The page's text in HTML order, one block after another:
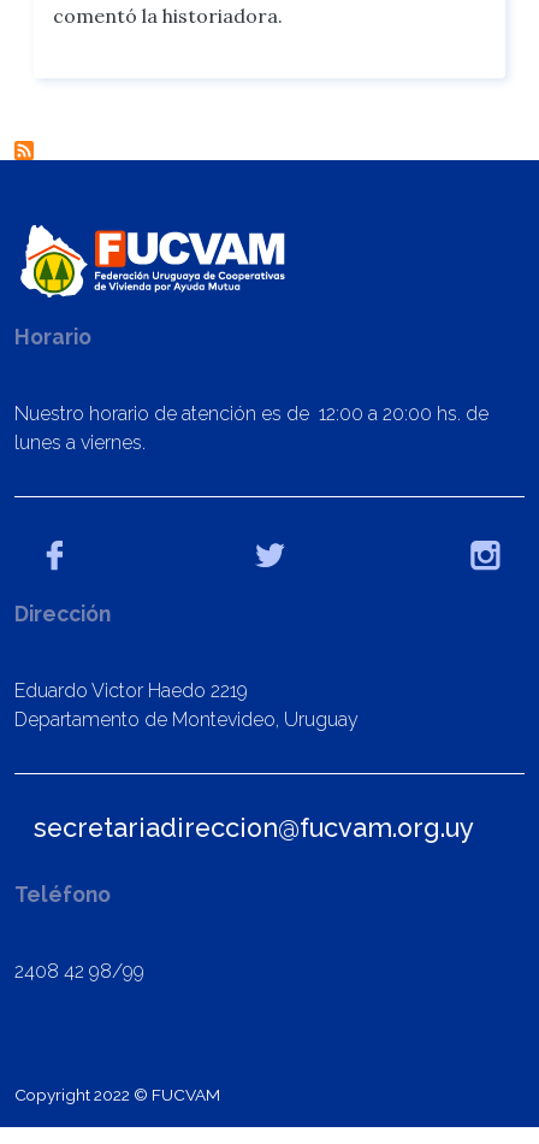
comentó la historiadora.
Horario
Nuestro horario de atención es de 12:00 a 20:00 hs. de
lunes a viernes.
Dirección
Eduardo Victor Haedo 2219
Departamento de Montevideo, Uruguay
secretariadireccion@fucvam.org.uy
Teléfono
2408 42 98/99
Copyright 2022 © FUCVAM